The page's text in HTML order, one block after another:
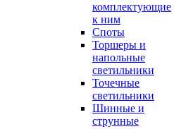
комплектующие
к ним
Споты
Торшеры и
напольные
светильники
Точечные
светильники
Шинные и
струнные